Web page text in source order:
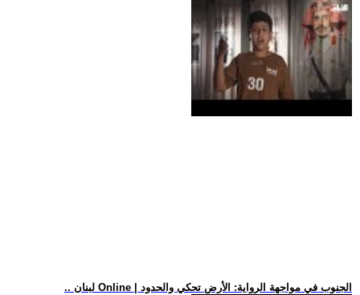
.. لبنان Online | الجنوب في مواجهة الرواية: الأرض تحكي والحدود